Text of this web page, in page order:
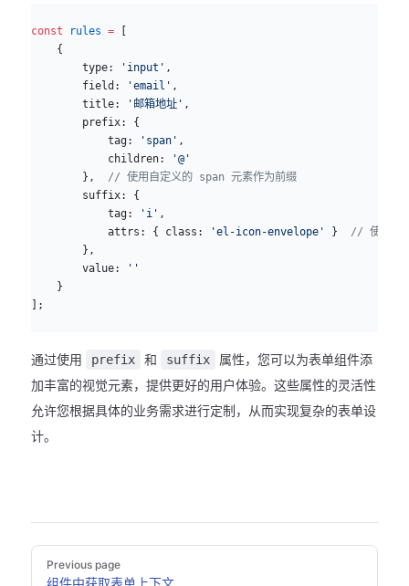
const rules = [
    {
        type:
'input' ,
        field:
'email' ,
        title:
'邮箱地址' ,
        prefix: {
            tag:
'span' ,
            children:
'@'
        },
// 使用自定义的 span 元素作为前缀
        suffix: {
            tag:
'i' ,
            attrs: { class:
'el-icon-envelope' } // 使用图
        },
        value:
''
    }
];
通过使用 prefix 和 suffix
属性，您可以为表单组件添
加丰富的视觉元素，提供更好的用户体验。这些属性的灵活性
允许您根据具体的业务需求进行定制，从而实现复杂的表单设
计。
Previous page
组件中获取表单上下文